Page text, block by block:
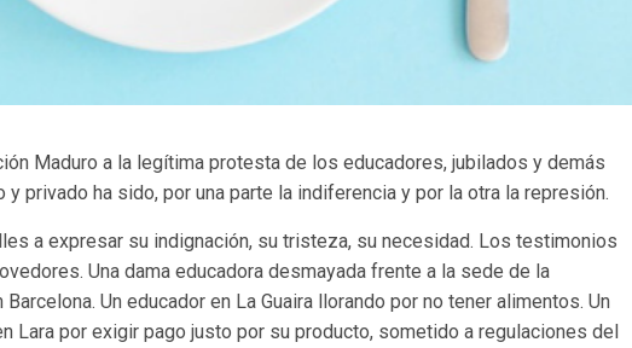
Maduro a la legítima protesta de los educadores, jubilados y demás
privado ha sido, por una parte la indiferencia y por la otra la represión.
a expresar su indignación, su tristeza, su necesidad. Los testimonios
Una dama educadora desmayada frente a la sede de la
Un educador en La Guaira llorando por no tener alimentos. Un
Lara por exigir pago justo por su producto, sometido a regulaciones del